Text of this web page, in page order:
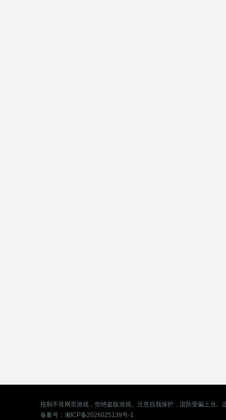
抵制不良网页游戏，拒绝盗版游戏。注意自我保护，谊防受骗上当
备案号： 湘ICP备2026025139号-1